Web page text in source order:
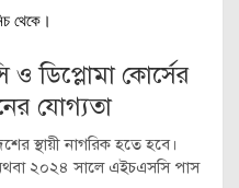
থেকে।
ও ডিপ্লোমা কোর্সের
যোগ্যতা
স্থায়ী নাগরিক হতে হবে।
২০২৪ সালে এইচএসসি পাস